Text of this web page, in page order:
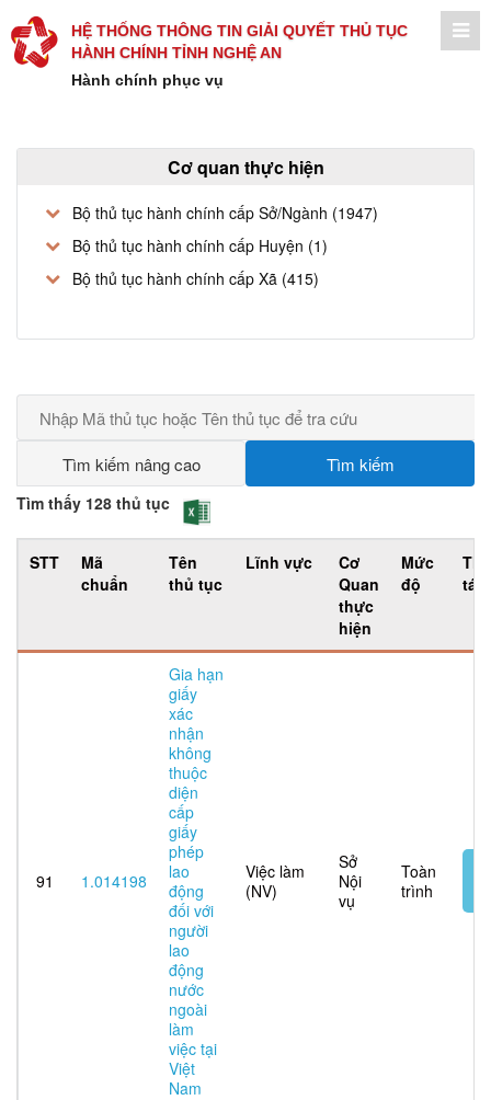
HỆ THỐNG THÔNG TIN GIẢI QUYẾT THỦ TỤC
HÀNH CHÍNH TỈNH NGHỆ AN
Hành chính phục vụ
Cơ quan thực hiện
Bộ thủ tục hành chính cấp Sở/Ngành (1947)
Bộ thủ tục hành chính cấp Huyện (1)
Bộ thủ tục hành chính cấp Xã (415)
Tìm kiếm nâng cao Tìm kiếm
Tìm thấy 128 thủ tục
STT
Mã
chuẩn
Tên
thủ tục
Lĩnh vực
Cơ
Quan
thực
hiện
Mức
độ
tác
91 1.014198
Gia hạn
giấy
xác
nhận
không
thuộc
diện
cấp
giấy
phép
lao
động
đối với
người
lao
động
nước
ngoài
làm
việc tại
Việt
Nam
Việc làm
(NV)
Sở
Nội
vụ
Toàn
trình